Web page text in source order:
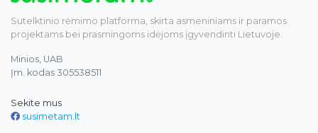
Sutelktinio rėmimo platforma, skirta asmeniniams ir paramos
projektams bei prasmingoms idėjoms įgyvendinti Lietuvoje.
Minios, UAB
Įm. kodas 305538511
Sekite mus
susimetam.lt